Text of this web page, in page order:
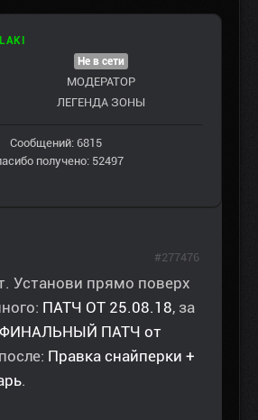
LAKI
Не в сети
МОДЕРАТОР
ЛЕГЕНДА ЗОНЫ
Сообщений: 6815
получено: 52497
Установи прямо поверх
ПАТЧ ОТ 25.08.18, за
ФИНАЛЬНЫЙ ПАТЧ от
Правка снайперки +
.
#277476